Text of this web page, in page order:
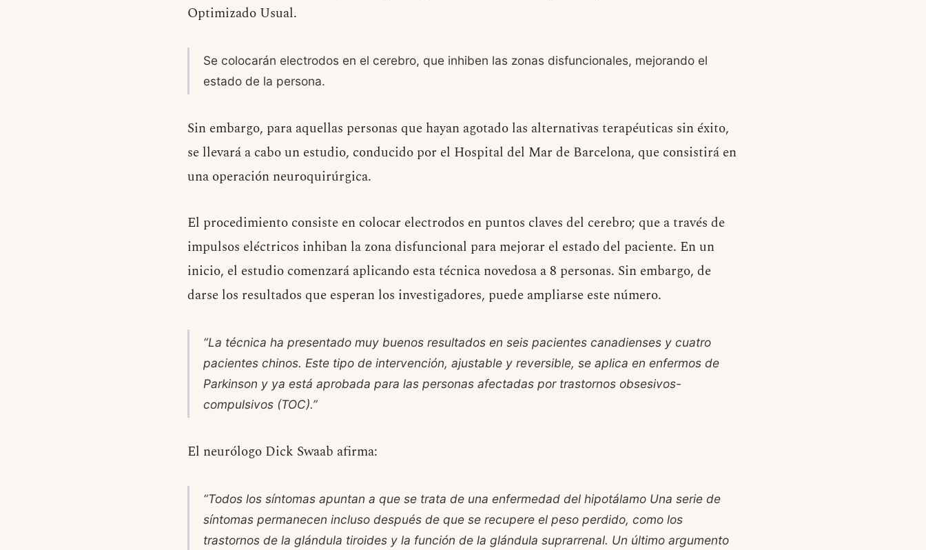
Optimizado Usual.
Se colocarán electrodos en el cerebro, que inhiben las zonas disfuncionales, mejorando el
estado de la persona.
Sin embargo, para aquellas personas que hayan agotado las alternativas terapéuticas sin éxito,
se llevará a cabo un estudio, conducido por el Hospital del Mar de Barcelona, que consistirá en
una operación neuroquirúrgica.
El procedimiento consiste en colocar electrodos en puntos claves del cerebro; que a través de
impulsos eléctricos inhiban la zona disfuncional para mejorar el estado del paciente. En un
inicio, el estudio comenzará aplicando esta técnica novedosa a 8 personas. Sin embargo, de
darse los resultados que esperan los investigadores, puede ampliarse este número.
“La técnica ha presentado muy buenos resultados en seis pacientes canadienses y cuatro
pacientes chinos. Este tipo de intervención, ajustable y reversible, se aplica en enfermos de
Parkinson y ya está aprobada para las personas afectadas por trastornos obsesivos-
compulsivos (TOC).”
El neurólogo Dick Swaab afirma:
“Todos los síntomas apuntan a que se trata de una enfermedad del hipotálamo Una serie de
síntomas permanecen incluso después de que se recupere el peso perdido, como los
trastornos de la glándula tiroides y la función de la glándula suprarrenal. Un último argumento